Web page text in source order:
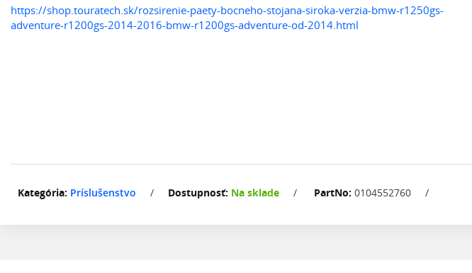
https://shop.touratech.sk/rozsirenie-paety-bocneho-stojana-siroka-verzia-bmw-r1250gs-
adventure-r1200gs-2014-2016-bmw-r1200gs-adventure-od-2014.html
Kategória: Príslušenstvo / Dostupnosť: Na sklade / PartNo: 0104552760 /